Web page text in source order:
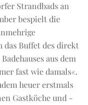
Strandbads an
bespielt die
Buffet des direkt
aus dem
fast wie damals«.
heuer erstmals
Gastköche und -